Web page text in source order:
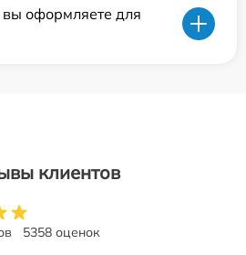
оформляете для
клиентов
5358 оценок